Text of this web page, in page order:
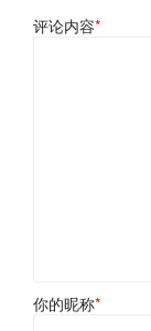
评论内容*
你的昵称*